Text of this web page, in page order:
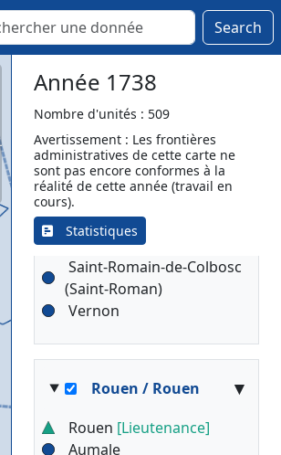
Search
Année 1738
Nombre d'unités : 509
Avertissement : Les frontières
administratives de cette carte ne
sont pas encore conformes à la
réalité de cette année (travail en
cours).
Statistiques
Rouen / Caudebec
Caudebec-lès-Elbeuf
(Caudebec)[Lieutenance]
Bourg-Achard
Cambremer
Pont-Audemer (Pont-
Audenier)
Pont-l'Évêque
Saint-Romain-de-Colbosc
(Saint-Roman)
Vernon
Rouen / Rouen ▾
Rouen [Lieutenance]
Aumale